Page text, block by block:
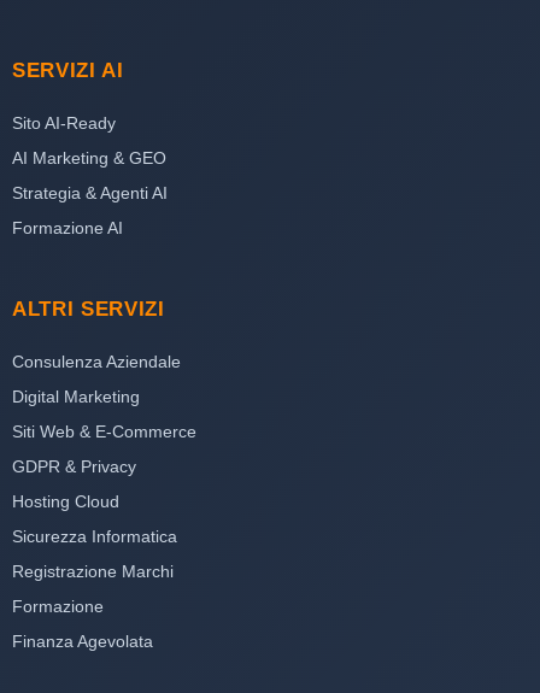
SERVIZI AI
Sito AI-Ready
AI Marketing & GEO
Strategia & Agenti AI
Formazione AI
ALTRI SERVIZI
Consulenza Aziendale
Digital Marketing
Siti Web & E-Commerce
GDPR & Privacy
Hosting Cloud
Sicurezza Informatica
Registrazione Marchi
Formazione
Finanza Agevolata